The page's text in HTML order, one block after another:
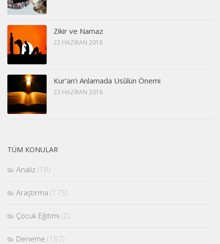
Zikir ve Namaz
22 HAZIRAN 2018
Kur’an’ı Anlamada Usûlün Önemi
23 HAZIRAN 2018
TÜM KONULAR
Analiz (18)
Araştırma (175)
Çocuk Eğitimi (2)
Deneme (197)